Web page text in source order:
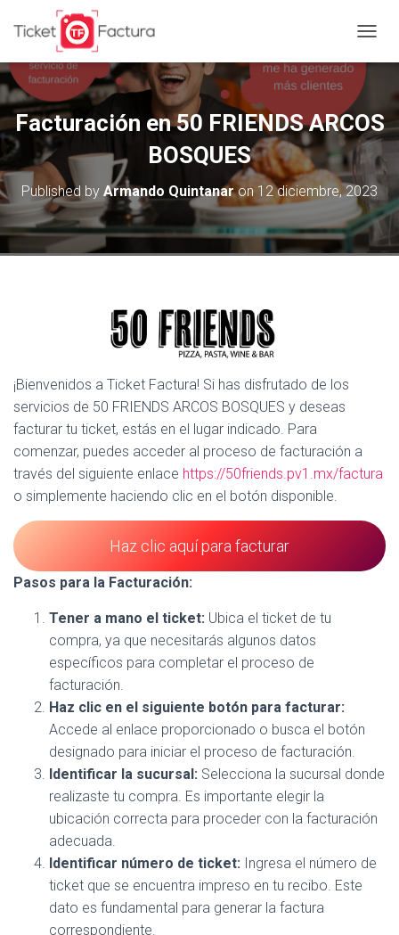
O
L
E
I
G
A
T
Facturación en 50 FRIENDS ARCOS
BOSQUES
Published by Armando Quintanaron 12 diciembre, 2023
¡Bienvenidos a Ticket Factura! Si has disfrutado de los
servicios de 50 FRIENDS ARCOS BOSQUES y deseas
facturar tu ticket, estás en el lugar indicado. Para
comenzar, puedes acceder al proceso de facturación a
través del siguiente enlace https://50friends.pv1.mx/factura
o simplemente haciendo clic en el botón disponible.
Haz clic aquí para facturar
Pasos para la Facturación:
Tener a mano el ticket: Ubica el ticket de tu
compra, ya que necesitarás algunos datos
específicos para completar el proceso de
facturación.
Haz clic en el siguiente botón para facturar:
Accede al enlace proporcionado o busca el botón
designado para iniciar el proceso de facturación.
Identificar la sucursal: Selecciona la sucursal donde
realizaste tu compra. Es importante elegir la
ubicación correcta para proceder con la facturación
adecuada.
Identificar número de ticket: Ingresa el número de
ticket que se encuentra impreso en tu recibo. Este
dato es fundamental para generar la factura
correspondiente.